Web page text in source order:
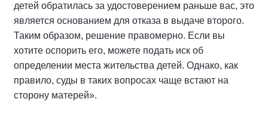
детей обратилась за удостоверением раньше вас, это
является основанием для отказа в выдаче второго.
Таким образом, решение правомерно. Если вы
хотите оспорить его, можете подать иск об
определении места жительства детей. Однако, как
правило, суды в таких вопросах чаще встают на
сторону матерей».